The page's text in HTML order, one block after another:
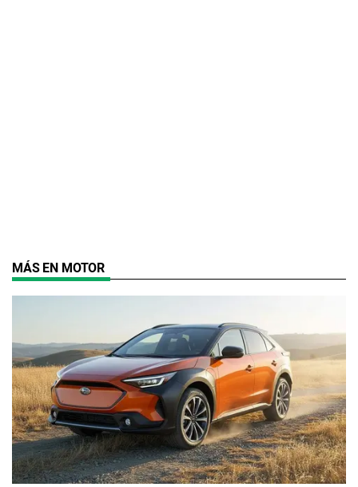
MÁS EN MOTOR